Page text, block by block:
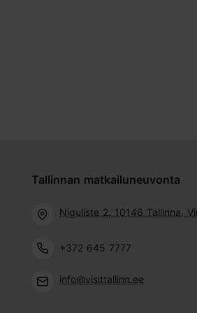
Tallinnan matkailuneuvonta
Niguliste 2, 10146 Tallinna,
+372 645 7777
info@visittallinn.ee